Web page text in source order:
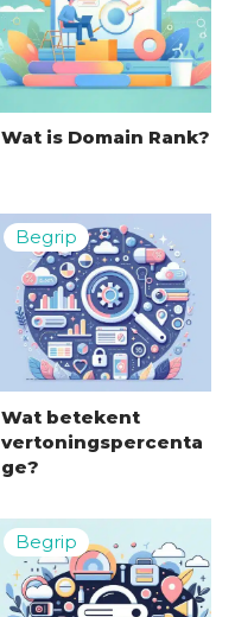
Wat is Domain Rank?
Wat betekent
vertoningspercenta
ge?